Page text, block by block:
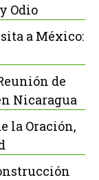
Odio
a México:
de
Nicaragua
la Oración,